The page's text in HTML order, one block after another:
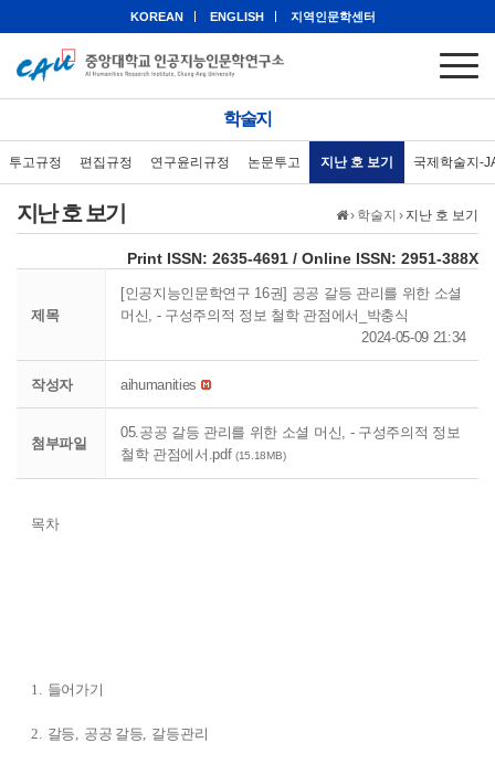
KOREAN ENGLISH 지역인문학센터
학술지
투고규정 편집규정 연구윤리규정 논문투고 지난 호 보기 국제학술지-
› 학술지 › 지난 호 보기
지난 호 보기
Print ISSN: 2635-4691 / Online ISSN: 2951-388X
제목
[인공지능인문학연구 16권] 공공 갈등 관리를 위한 소셜
머신, - 구성주의적 정보 철학 관점에서_박충식
2024-05-09 21:34
작성자 aihumanities
첨부파일
05.공공 갈등 관리를 위한 소셜 머신, - 구성주의적 정보
철학 관점에서.pdf(15.18MB)
목차
1. 들어가기
2. 갈등, 공공 갈등, 갈등관리